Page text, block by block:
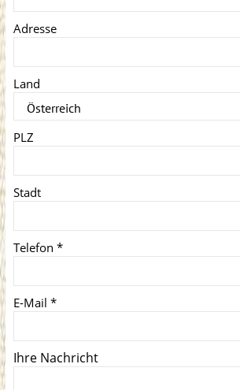
Adresse
Land
PLZ
Stadt
Telefon *
E-Mail *
Ihre Nachricht